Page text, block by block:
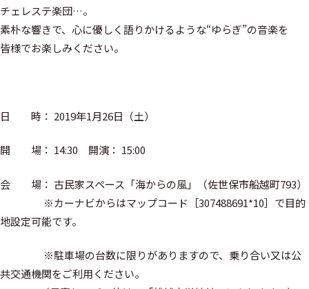
チェレステ楽団…。
素朴な響きで、心に優しく語りかけるような“ゆらぎ”の音楽を
皆様でお楽しみください。
日 時： 2019年1月26日（土）
開 場： 14:30 開演： 15:00
会 場： 古民家スペース「海からの風」（佐世保市船越町793）
※カーナビからはマップコード［307488691*10］で目的
地設定可能です。
※駐車場の台数に限りがありますので、乗り合い又は公
共交通機関をご利用ください。